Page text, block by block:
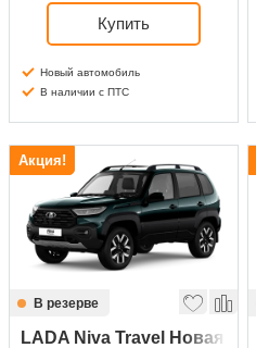
Купить
Новый автомобиль
В наличии с ПТС
Акция!
В резерве
LADA Niva Travel Новая